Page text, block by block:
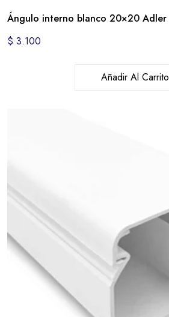
Ángulo interno blanco 20×20 Adler
$ 3.100
Añadir Al Carrito